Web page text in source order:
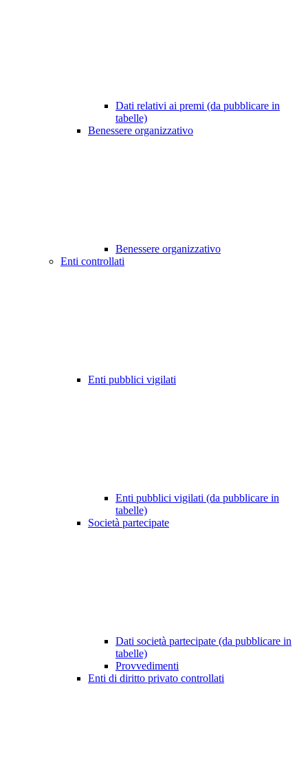
Dati relativi ai premi (da pubblicare in
tabelle)
Benessere organizzativo
Benessere organizzativo
Enti controllati
Enti pubblici vigilati
Enti pubblici vigilati (da pubblicare in
tabelle)
Società partecipate
Dati società partecipate (da pubblicare in
tabelle)
Provvedimenti
Enti di diritto privato controllati